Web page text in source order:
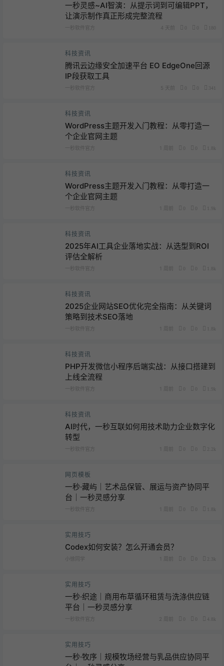
一秒灵感~AI智演：从提示词到可编辑PPT，
让演示制作真正形成完整流程
一秒软件官方 180
科技资讯
腾讯云边缘安全加速平台 EO EdgeOne回源
IP段获取工具
一秒软件官方 5 天前 341
科技资讯
WordPress主题开发入门教程：从零打造一
个企业官网主题
一秒软件官方 1 周前 1.8k
科技资讯
WordPress主题开发入门教程：从零打造一
个企业官网主题
一秒软件官方 1 周前 1.9k
科技资讯
2025年AI工具企业落地实战：从选型到ROI
评估全解析
一秒软件官方 1 周前 1.8k
科技资讯
2025企业网站SEO优化完全指南：从关键词
策略到技术SEO落地
一秒软件官方 1 周前 1.8k
科技资讯
PHP开发微信小程序后端实战：从接口搭建到
上线全流程
一秒软件官方 1 周前 1.9k
科技资讯
AI时代，一秒互联如何用技术助力企业数字化
转型
一秒软件官方 1 周前 2.2k
网页模板
一秒·藏屿｜艺术品保管、展运与资产协同平
台｜一秒灵感分享
一秒软件官方 1 周前 1.8k
实用技巧
Codex如何安装？怎么开通会员？
小徐同学 1 周前 2.3k
实用技巧
一秒·织途｜商用布草循环租赁与洗涤供应链
平台｜一秒灵感分享
一秒软件官方 2 周前 4.8k
实用技巧
一秒·牧序｜规模牧场经营与乳品供应协同平